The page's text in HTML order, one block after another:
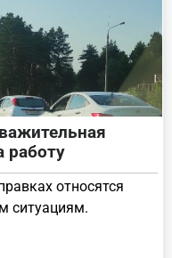
работу
относятся
ситуациям.